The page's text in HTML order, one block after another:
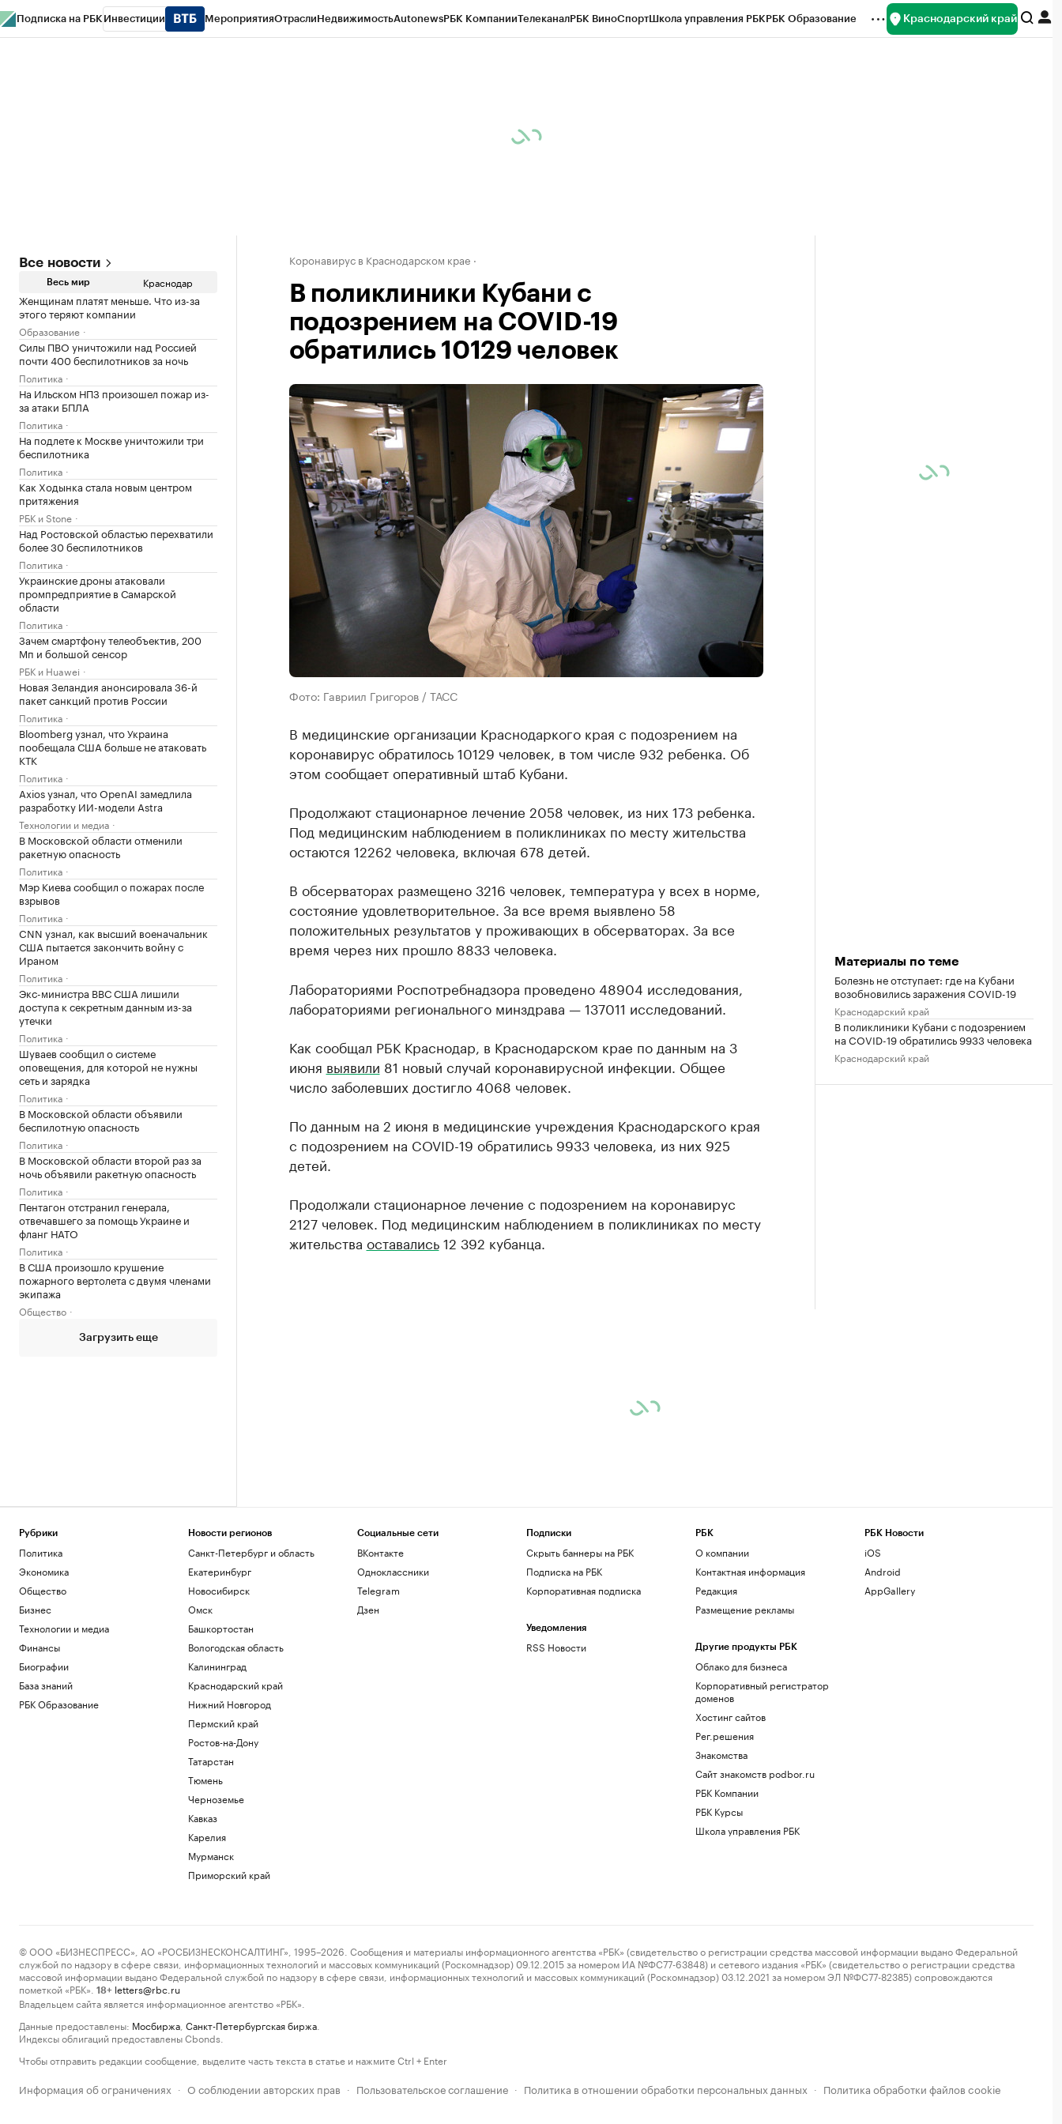
Подписка на РБК Инвестиции МероприятияОтраслиНедвижимостьAutonewsРБК КомпанииТелеканалРБК ВиноСпортШкола управления РБКРБК Образование Краснодарский край
Все новости
Весь мир Краснодар
Женщинам платят меньше. Что из-за
этого теряют компании
Образование
Силы ПВО уничтожили над Россией
почти 400 беспилотников за ночь
Политика
На Ильском НПЗ произошел пожар из-
за атаки БПЛА
Политика
На подлете к Москве уничтожили три
беспилотника
Политика
Как Ходынка стала новым центром
притяжения
РБК и Stone
Над Ростовской областью перехватили
более 30 беспилотников
Политика
Украинские дроны атаковали
промпредприятие в Самарской
области
Политика
Зачем смартфону телеобъектив, 200
Мп и большой сенсор
РБК и Huawei
Новая Зеландия анонсировала 36-й
пакет санкций против России
Политика
Bloomberg узнал, что Украина
пообещала США больше не атаковать
КТК
Политика
Axios узнал, что OpenAI замедлила
разработку ИИ-модели Astra
Технологии и медиа
В Московской области отменили
ракетную опасность
Политика
Мэр Киева сообщил о пожарах после
взрывов
Политика
CNN узнал, как высший военачальник
США пытается закончить войну с
Ираном
Политика
Экс-министра ВВС США лишили
доступа к секретным данным из-за
утечки
Политика
Шуваев сообщил о системе
оповещения, для которой не нужны
сеть и зарядка
Политика
В Московской области объявили
беспилотную опасность
Политика
В Московской области второй раз за
ночь объявили ракетную опасность
Политика
Пентагон отстранил генерала,
отвечавшего за помощь Украине и
фланг НАТО
Политика
В США произошло крушение
пожарного вертолета с двумя членами
экипажа
Общество
Загрузить еще
Коронавирус в Краснодарском крае
В поликлиники Кубани с
подозрением на COVID-19
обратились 10129 человек
Фото: Гавриил Григоров / ТАСС
В медицинские организации Краснодаркого края с подозрением на
коронавирус обратилось 10129 человек, в том числе 932 ребенка. Об
этом сообщает оперативный штаб Кубани.
Продолжают стационарное лечение 2058 человек, из них 173 ребенка.
Под медицинским наблюдением в поликлиниках по месту жительства
остаются 12262 человека, включая 678 детей.
В обсерваторах размещено 3216 человек, температура у всех в норме,
состояние удовлетворительное. За все время выявлено 58
положительных результатов у проживающих в обсерваторах. За все
время через них прошло 8833 человека.
Лабораториями Роспотребнадзора проведено 48904 исследования,
лабораториями регионального минздрава — 137011 исследований.
Как сообщал РБК Краснодар, в Краснодарском крае по данным на 3
июня выявили 81 новый случай коронавирусной инфекции. Общее
число заболевших достигло 4068 человек.
По данным на 2 июня в медицинские учреждения Краснодарского края
с подозрением на COVID-19 обратились 9933 человека, из них 925
детей.
Продолжали стационарное лечение с подозрением на коронавирус
2127 человек. Под медицинским наблюдением в поликлиниках по месту
жительства оставались12 392 кубанца.
Материалы по теме
Болезнь не отступает: где на Кубани
возобновились заражения COVID-19
Краснодарский край
В поликлиники Кубани с подозрением
на COVID-19 обратились 9933 человека
Краснодарский край
Рубрики
Политика
Экономика
Общество
Бизнес
Технологии и медиа
Финансы
Биографии
База знаний
РБК Образование
Новости регионов
Санкт-Петербург и область
Екатеринбург
Новосибирск
Омск
Башкортостан
Вологодская область
Калининград
Краснодарский край
Нижний Новгород
Пермский край
Ростов-на-Дону
Татарстан
Тюмень
Черноземье
Кавказ
Карелия
Мурманск
Приморский край
Социальные сети
ВКонтакте
Одноклассники
Telegram
Дзен
Подписки
Скрыть баннеры на РБК
Подписка на РБК
Корпоративная подписка
Уведомления
RSS Новости
РБК
О компании
Контактная информация
Редакция
Размещение рекламы
Другие продукты РБК
Облако для бизнеса
Корпоративный регистратор
доменов
Хостинг сайтов
Рег.решения
Знакомства
Сайт знакомств podbor.ru
РБК Компании
РБК Курсы
Школа управления РБК
РБК Новости
iOS
Android
AppGallery
© ООО «БИЗНЕСПРЕСС», АО «РОСБИЗНЕСКОНСАЛТИНГ», 1995–2026. Сообщения и материалы информационного агентства «РБК» (свидетельство о регистрации средства массовой информации выдано Федеральной
службой по надзору в сфере связи, информационных технологий и массовых коммуникаций (Роскомнадзор) 09.12.2015 за номером ИА №ФС77-63848) и сетевого издания «РБК» (свидетельство о регистрации средства
массовой информации выдано Федеральной службой по надзору в сфере связи, информационных технологий и массовых коммуникаций (Роскомнадзор) 03.12.2021 за номером ЭЛ №ФС77-82385) сопровождаются
пометкой «РБК».
18+ letters@rbc.ru
Владельцем сайта является информационное агентство «РБК».
Данные предоставлены: Мосбиржа Санкт-Петербургская биржа
Индексы облигаций предоставлены Cbonds.
Чтобы отправить редакции сообщение, выделите часть текста в статье и нажмите Ctrl + Enter
Информация об ограничениях · О соблюдении авторских прав · Пользовательское соглашение · Политика в отношении обработки персональных данных · Политика обработки файлов cookie